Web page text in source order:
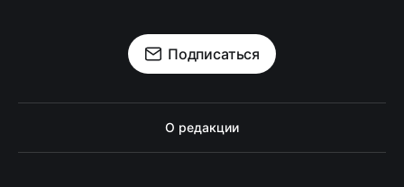
Подписаться
О редакции